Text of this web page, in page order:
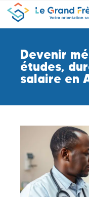
Devenir
études,
salaire en